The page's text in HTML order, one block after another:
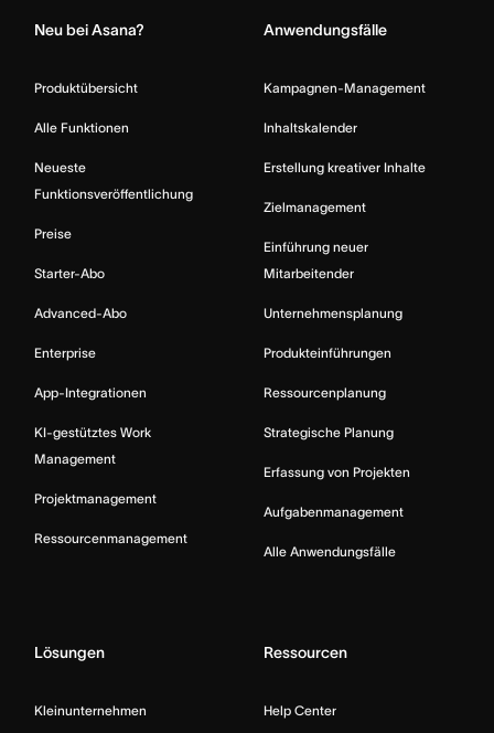
Neu bei Asana?
Produktübersicht
Alle Funktionen
Neueste
Funktionsveröffentlichung
Preise
Starter-Abo
Advanced-Abo
Enterprise
App-Integrationen
KI-gestütztes Work
Management
Projektmanagement
Ressourcenmanagement
Anwendungsfälle
Kampagnen-Management
Inhaltskalender
Erstellung kreativer Inhalte
Zielmanagement
Einführung neuer
Mitarbeitender
Unternehmensplanung
Produkteinführungen
Ressourcenplanung
Strategische Planung
Erfassung von Projekten
Aufgabenmanagement
Alle Anwendungsfälle
Lösungen
Kleinunternehmen
Ressourcen
Help Center